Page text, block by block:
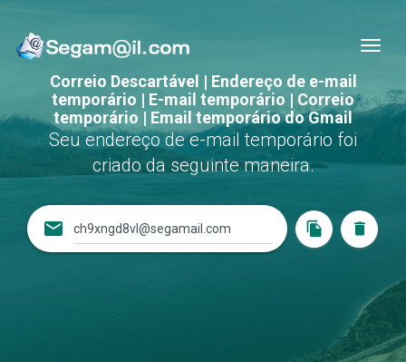
Nav
Correio Descartável | Endereço de e-mail
temporário | E-mail temporário | Correio
temporário | Email temporário do Gmail
Seu endereço de e-mail temporário foi
criado da seguinte maneira.
email file_copy delete